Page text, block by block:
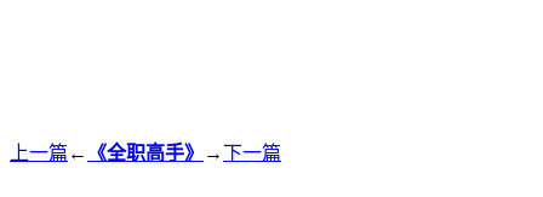
上一篇 ← 《全职高手》 →下一篇